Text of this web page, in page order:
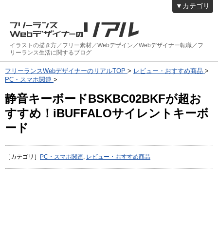
▼カテゴリ
イラストの描き方／フリー素材／Webデザイン／Webデザイナー転職／フ
リーランス生活に関するブログ
フリーランスWebデザイナーのリアルTOP > レビュー・おすすめ商品 >
PC・スマホ関連 >
静音キーボードBSKBC02BKFが超お
すすめ！iBUFFALOサイレントキーボ
ード
［カテゴリ］ PC・スマホ関連, レビュー・おすすめ商品